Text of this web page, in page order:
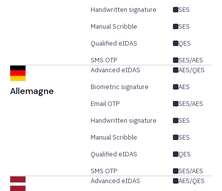
Handwritten signature
SES
Manual Scribble
SES
Qualified eIDAS
QES
SMS OTP
SES/AES
Allemagne
Advanced eIDAS
AES/QES
Biometric signature
AES
Email OTP
SES/AES
Handwritten signature
SES
Manual Scribble
SES
Qualified eIDAS
QES
SMS OTP
SES/AES
Advanced eIDAS
AES/QES